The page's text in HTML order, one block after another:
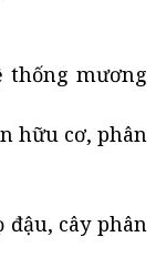
thống mương
hữu cơ, phân
đậu, cây phân